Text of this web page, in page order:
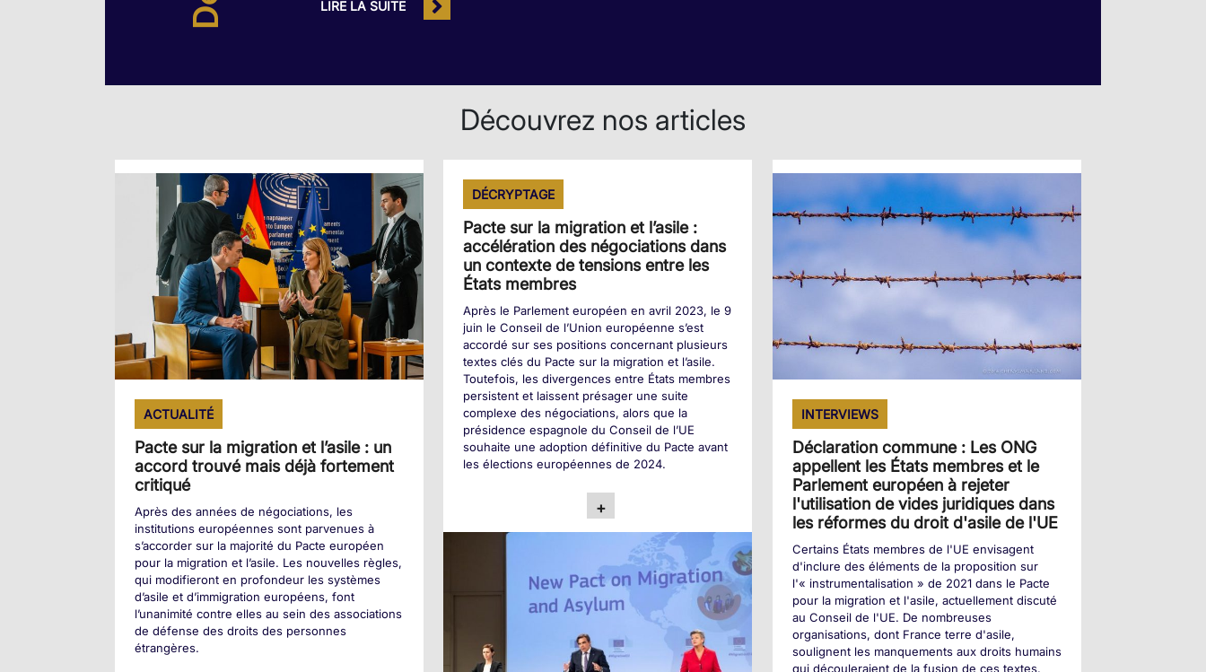
LIRE LA SUITE
Découvrez nos articles
ACTUALITÉ
Pacte sur la migration et l’asile : un
accord trouvé mais déjà fortement
critiqué
Après des années de négociations, les
institutions européennes sont parvenues à
s’accorder sur la majorité du Pacte européen
pour la migration et l’asile. Les nouvelles règles,
qui modifieront en profondeur les systèmes
d’asile et d’immigration européens, font
l’unanimité contre elles au sein des associations
de défense des droits des personnes
étrangères.
DÉCRYPTAGE
Pacte sur la migration et l’asile :
accélération des négociations dans
un contexte de tensions entre les
États membres
Après le Parlement européen en avril 2023, le 9
juin le Conseil de l’Union européenne s’est
accordé sur ses positions concernant plusieurs
textes clés du Pacte sur la migration et l’asile.
Toutefois, les divergences entre États membres
persistent et laissent présager une suite
complexe des négociations, alors que la
présidence espagnole du Conseil de l’UE
souhaite une adoption définitive du Pacte avant
les élections européennes de 2024.
+
INTERVIEWS
Déclaration commune : Les ONG
appellent les États membres et le
Parlement européen à rejeter
l'utilisation de vides juridiques dans
les réformes du droit d'asile de l'UE
Certains États membres de l'UE envisagent
d'inclure des éléments de la proposition sur
l'« instrumentalisation » de 2021 dans le Pacte
pour la migration et l'asile, actuellement discuté
au Conseil de l'UE. De nombreuses
organisations, dont France terre d'asile,
soulignent les manquements aux droits humains
qui découleraient de la fusion de ces textes.